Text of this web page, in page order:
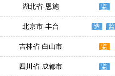
湖北省-恩施 监
北京市-丰台 造 监
吉林省-白山市 监
四川省-成都市 监